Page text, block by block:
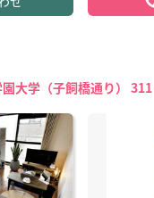
大学（子飼橋通り）